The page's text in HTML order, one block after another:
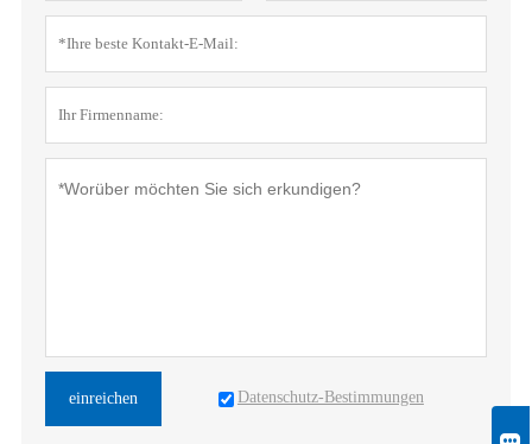
einreichen Datenschutz-Bestimmungen